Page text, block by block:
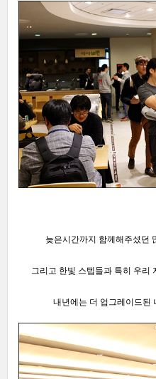
늦은시간까지 함께해주셨던
그리고 한빛 스텝들과 특히 우리
내년에는 더 업그레이드된